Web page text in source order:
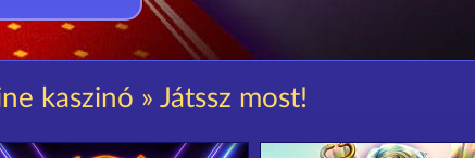
kaszinó » Játssz most!